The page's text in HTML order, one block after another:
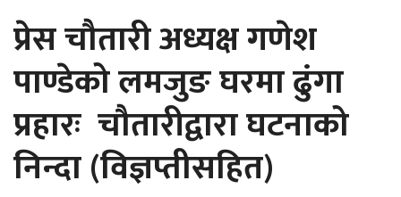
प्रेस चौतारी अध्यक्ष गणेश
पाण्डेको लमजुङ घरमा ढुंगा
प्रहारः चौतारीद्वारा घटनाको
निन्दा (विज्ञप्तीसहित)